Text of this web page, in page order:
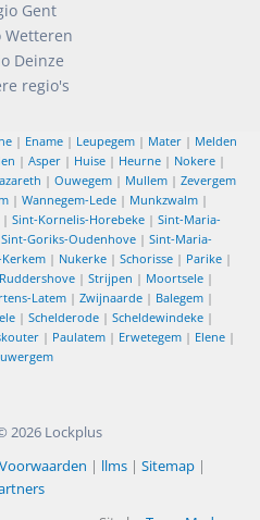
Gent
Wetteren
Deinze
regio's
| Ename | Leupegem | Mater | Melden
| Asper| Huise| Heurne| Nokere|
| Ouwegem| Mullem| Zevergem
| Wannegem-Lede| Munkzwalm|
| Sint-Kornelis-Horebeke | Sint-Maria-
Sint-Goriks-Oudenhove| Sint-Maria-
| Nukerke| Schorisse| Parike|
| Strijpen | Moortsele|
Latem| Zwijnaarde| Balegem|
| Schelderode | Scheldewindeke |
| Paulatem | Erwetegem | Elene |
2026 Lockplus
| llms| Sitemap|